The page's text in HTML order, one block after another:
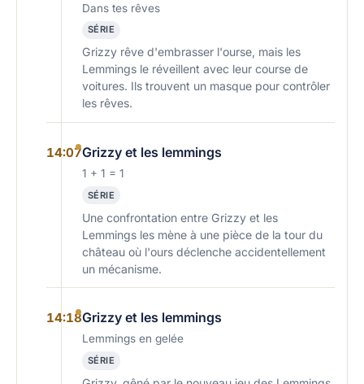
Dans tes rêves
SÉRIE
Grizzy rêve d'embrasser l'ourse, mais les
Lemmings le réveillent avec leur course de
voitures. Ils trouvent un masque pour contrôler
les rêves.
14:07Grizzy et les lemmings
1 + 1 = 1
SÉRIE
Une confrontation entre Grizzy et les
Lemmings les mène à une pièce de la tour du
château où l'ours déclenche accidentellement
un mécanisme.
14:18Grizzy et les lemmings
Lemmings en gelée
SÉRIE